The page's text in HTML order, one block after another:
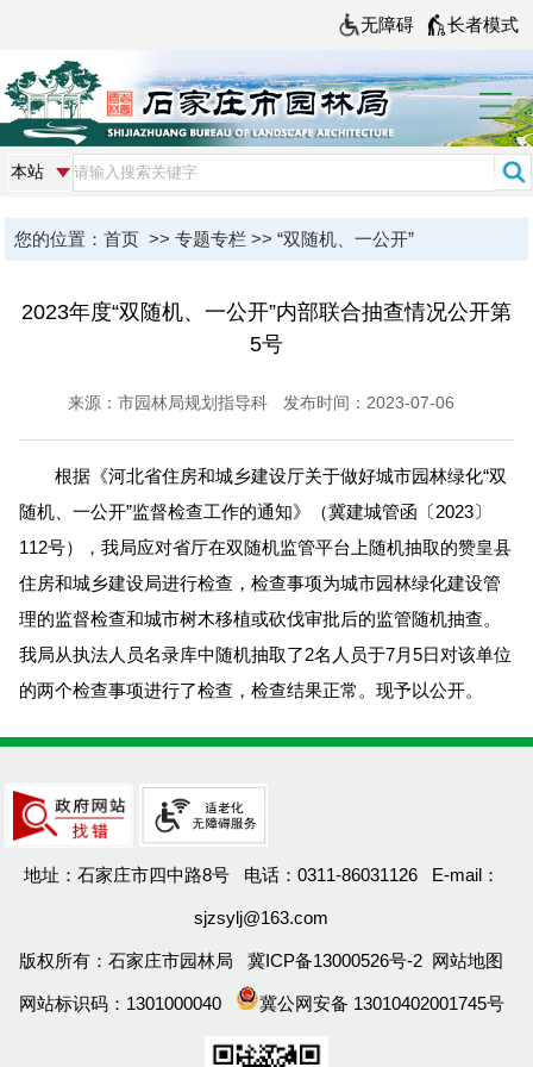
无障碍 长者模式
您的位置： 首页>> 专题专栏>> “双随机、一公开”
2023年度“双随机、一公开”内部联合抽查情况公开第
5号
来源：市园林局规划指导科 发布时间：2023-07-06
根据《河北省住房和城乡建设厅关于做好城市园林绿化“双
随机、一公开”监督检查工作的通知》（冀建城管函〔2023〕
112号），我局应对省厅在双随机监管平台上随机抽取的赞皇县
住房和城乡建设局进行检查，检查事项为城市园林绿化建设管
理的监督检查和城市树木移植或砍伐审批后的监管随机抽查。
我局从执法人员名录库中随机抽取了2名人员于7月5日对该单位
的两个检查事项进行了检查，检查结果正常。现予以公开。